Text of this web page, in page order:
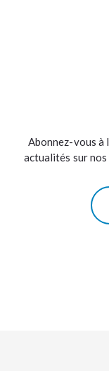
Abonnez-vous à
actualités sur